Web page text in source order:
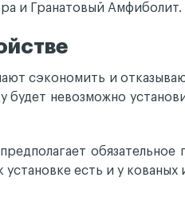
и Гранатовый Амфиболит.
сэкономить и
невозможно
предполагает
установке есть и у